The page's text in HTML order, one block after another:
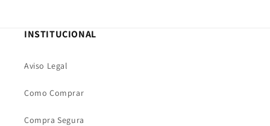
INSTITUCIONAL
Aviso Legal
Como Comprar
Compra Segura